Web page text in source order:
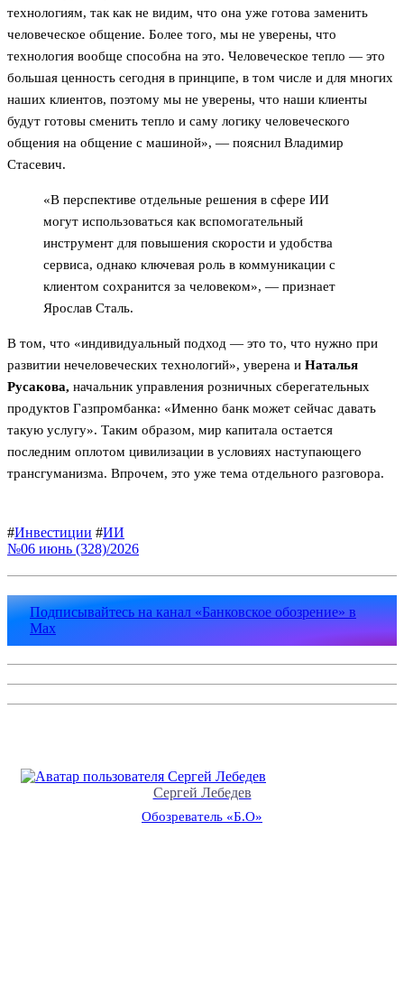
технологиям, так как не видим, что она уже готова заменить
человеческое общение. Более того, мы не уверены, что
технология вообще способна на это. Человеческое тепло — это
большая ценность сегодня в принципе, в том числе и для многих
наших клиентов, поэтому мы не уверены, что наши клиенты
будут готовы сменить тепло и саму логику человеческого
общения на общение с машиной», — пояснил Владимир
Стасевич.
«В перспективе отдельные решения в сфере ИИ
могут использоваться как вспомогательный
инструмент для повышения скорости и удобства
сервиса, однако ключевая роль в коммуникации с
клиентом сохранится за человеком», — признает
Ярослав Сталь.
В том, что «индивидуальный подход — это то, что нужно при
развитии нечеловеческих технологий», уверена и Наталья
Русакова, начальник управления розничных сберегательных
продуктов Газпромбанка: «Именно банк может сейчас давать
такую услугу». Таким образом, мир капитала остается
последним оплотом цивилизации в условиях наступающего
трансгуманизма. Впрочем, это уже тема отдельного разговора.
#Инвестиции #ИИ
№06 июнь (328)/2026
Подписывайтесь на канал «Банковское обозрение» в
Max
Сергей Лебедев
Обозреватель «Б.О»